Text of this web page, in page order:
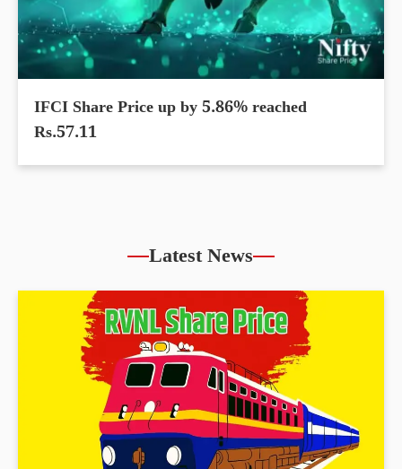
IFCI Share Price up by 5.86% reached
Rs.57.11
Latest News